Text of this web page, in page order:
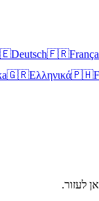
Deutsch🇫🇷
🇬🇷Ελληνικά🇵🇭
לעזור.